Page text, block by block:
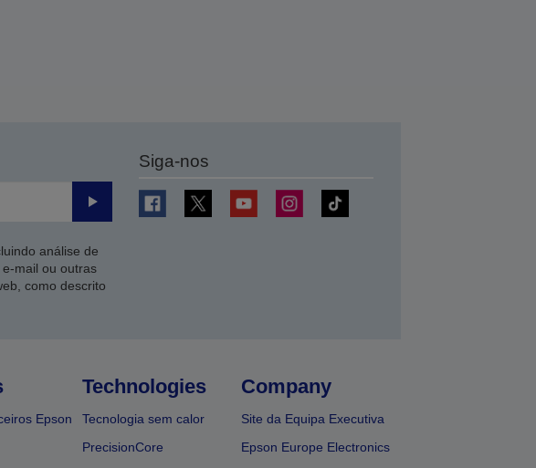
Enviar
análise de
mail ou outras
como descrito
Siga-nos
Epson
Technologies
Tecnologia sem calor
PrecisionCore
Company
Site da Equipa Executiva
Epson Europe Electronics